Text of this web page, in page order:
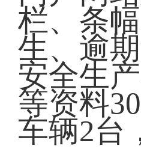
栏、条
生、逾
安全生
等资料
车辆2台